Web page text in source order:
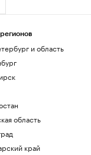
и область
область
край